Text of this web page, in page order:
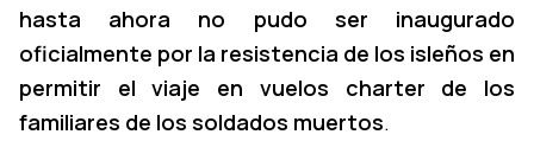
hasta ahora no pudo ser inaugurado
oficialmente por la resistencia de los isleños en
permitir el viaje en vuelos charter de los
familiares de los soldados muertos.